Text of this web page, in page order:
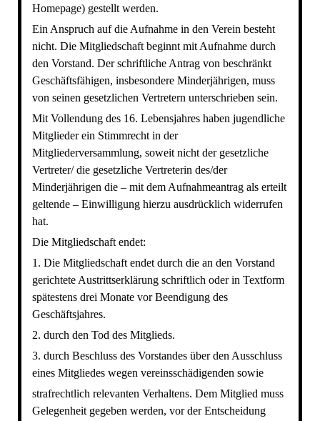
Homepage) gestellt werden.
Ein Anspruch auf die Aufnahme in den Verein besteht
nicht. Die Mitgliedschaft beginnt mit Aufnahme durch
den Vorstand. Der schriftliche Antrag von beschränkt
Geschäftsfähigen, insbesondere Minderjährigen, muss
von seinen gesetzlichen Vertretern unterschrieben sein.
Mit Vollendung des 16. Lebensjahres haben jugendliche
Mitglieder ein Stimmrecht in der
Mitgliederversammlung, soweit nicht der gesetzliche
Vertreter/ die gesetzliche Vertreterin des/der
Minderjährigen die – mit dem Aufnahmeantrag als erteilt
geltende – Einwilligung hierzu ausdrücklich widerrufen
hat.
Die Mitgliedschaft endet:
1. Die Mitgliedschaft endet durch die an den Vorstand
gerichtete Austrittserklärung schriftlich oder in Textform
spätestens drei Monate vor Beendigung des
Geschäftsjahres.
2. durch den Tod des Mitglieds.
3. durch Beschluss des Vorstandes über den Ausschluss
eines Mitgliedes wegen vereinsschädigenden sowie
strafrechtlich relevanten Verhaltens. Dem Mitglied muss
Gelegenheit gegeben werden, vor der Entscheidung